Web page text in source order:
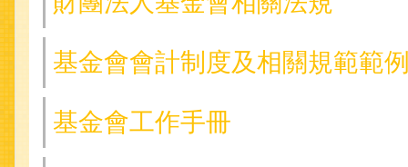
基金會會計制度及相關規範範
基金會工作手冊